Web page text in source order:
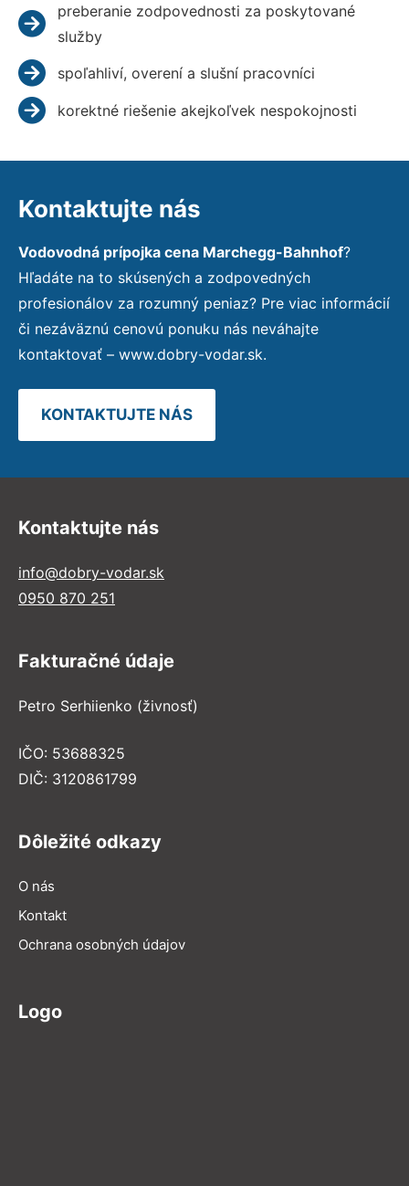
preberanie zodpovednosti za poskytované
služby
spoľahliví, overení a slušní pracovníci
korektné riešenie akejkoľvek nespokojnosti
Kontaktujte nás
Vodovodná prípojka cena Marchegg-Bahnhof?
Hľadáte na to skúsených a zodpovedných
profesionálov za rozumný peniaz? Pre viac informácií
či nezáväznú cenovú ponuku nás neváhajte
kontaktovať – www.dobry-vodar.sk.
KONTAKTUJTE NÁS
Kontaktujte nás
info@dobry-vodar.sk
0950 870 251
Fakturačné údaje
Petro Serhiienko (živnosť)
IČO: 53688325
DIČ: 3120861799
Dôležité odkazy
O nás
Kontakt
Ochrana osobných údajov
Logo